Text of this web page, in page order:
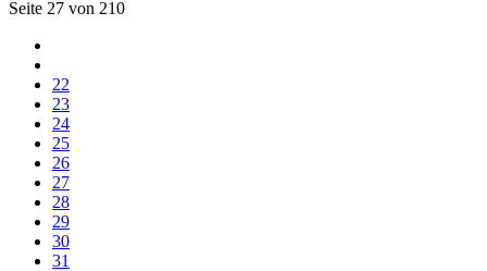
Seite 27 von 210
22
23
24
25
26
27
28
29
30
31